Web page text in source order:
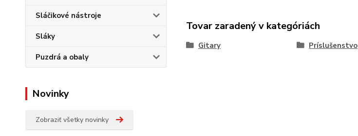
Sláčikové nástroje
Sláky
Puzdrá a obaly
Novinky
Zobraziť všetky novinky
Tovar zaradený v kategóriách
Gitary Príslušenstvo